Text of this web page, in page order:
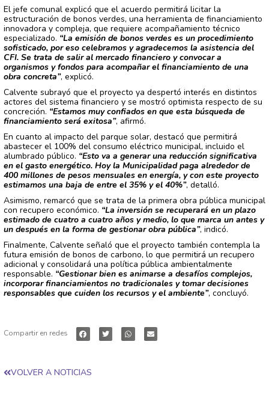
El jefe comunal explicó que el acuerdo permitirá licitar la
estructuración de bonos verdes, una herramienta de financiamiento
innovadora y compleja, que requiere acompañamiento técnico
especializado. “La emisión de bonos verdes es un procedimiento
sofisticado, por eso celebramos y agradecemos la asistencia del
CFI. Se trata de salir al mercado financiero y convocar a
organismos y fondos para acompañar el financiamiento de una
obra concreta”, explicó.
Calvente subrayó que el proyecto ya despertó interés en distintos
actores del sistema financiero y se mostró optimista respecto de su
concreción. “Estamos muy confiados en que esta búsqueda de
financiamiento será exitosa”, afirmó.
En cuanto al impacto del parque solar, destacó que permitirá
abastecer el 100% del consumo eléctrico municipal, incluido el
alumbrado público. “Esto va a generar una reducción significativa
en el gasto energético. Hoy la Municipalidad paga alrededor de
400 millones de pesos mensuales en energía, y con este proyecto
estimamos una baja de entre el 35% y el 40%”, detalló.
Asimismo, remarcó que se trata de la primera obra pública municipal
con recupero económico. “La inversión se recuperará en un plazo
estimado de cuatro a cuatro años y medio, lo que marca un antes y
un después en la forma de gestionar obra pública”, indicó.
Finalmente, Calvente señaló que el proyecto también contempla la
futura emisión de bonos de carbono, lo que permitirá un recupero
adicional y consolidará una política pública ambientalmente
responsable. “Gestionar bien es animarse a desafíos complejos,
incorporar financiamientos no tradicionales y tomar decisiones
responsables que cuiden los recursos y el ambiente”, concluyó.
Compartir en redes
VOLVER A NOTICIAS